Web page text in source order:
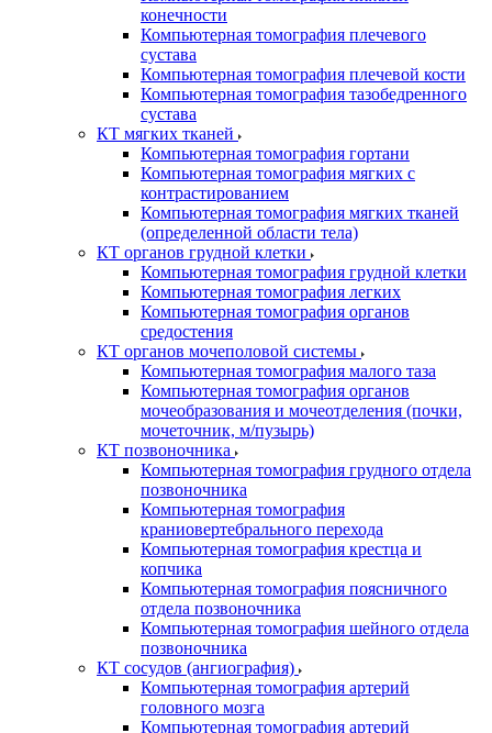
конечности
Компьютерная томография плечевого
сустава
Компьютерная томография плечевой кости
Компьютерная томография тазобедренного
сустава
КТ мягких тканей
Компьютерная томография гортани
Компьютерная томография мягких с
контрастированием
Компьютерная томография мягких тканей
(определенной области тела)
КТ органов грудной клетки
Компьютерная томография грудной клетки
Компьютерная томография легких
Компьютерная томография органов
средостения
КТ органов мочеполовой системы
Компьютерная томография малого таза
Компьютерная томография органов
мочеобразования и мочеотделения (почки,
мочеточник, м/пузырь)
КТ позвоночника
Компьютерная томография грудного отдела
позвоночника
Компьютерная томография
краниовертебрального перехода
Компьютерная томография крестца и
копчика
Компьютерная томография поясничного
отдела позвоночника
Компьютерная томография шейного отдела
позвоночника
КТ сосудов (ангиография)
Компьютерная томография артерий
головного мозга
Компьютерная томография артерий